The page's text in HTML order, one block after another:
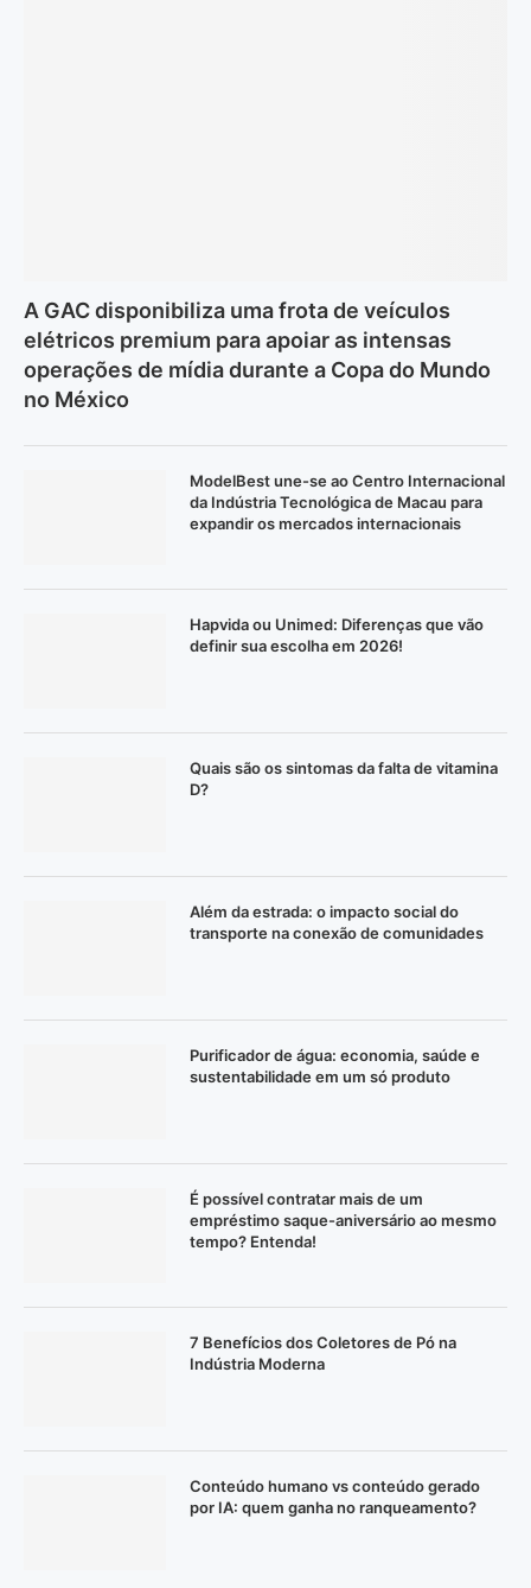
A GAC disponibiliza uma frota de veículos
elétricos premium para apoiar as intensas
operações de mídia durante a Copa do Mundo
no México
ModelBest une-se ao Centro Internacional
da Indústria Tecnológica de Macau para
expandir os mercados internacionais
Hapvida ou Unimed: Diferenças que vão
definir sua escolha em 2026!
Quais são os sintomas da falta de vitamina
D?
Além da estrada: o impacto social do
transporte na conexão de comunidades
Purificador de água: economia, saúde e
sustentabilidade em um só produto
É possível contratar mais de um
empréstimo saque-aniversário ao mesmo
tempo? Entenda!
7 Benefícios dos Coletores de Pó na
Indústria Moderna
Conteúdo humano vs conteúdo gerado
por IA: quem ganha no ranqueamento?